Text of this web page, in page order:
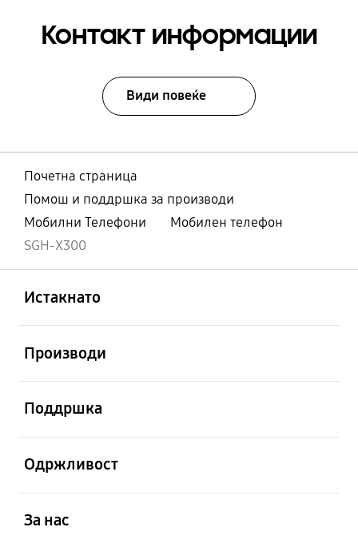
Контакт информации
Види повеќе
Почетна страница
Помош и поддршка за производи
Мобилни Телефони
Мобилен телефон
SGH-X300
Истакнато
Производи
Поддршка
Одржливост
За нас